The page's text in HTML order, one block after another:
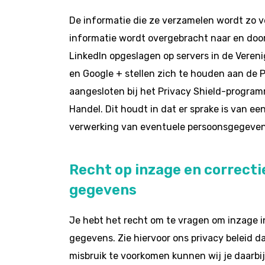
De informatie die ze verzamelen wordt zo
informatie wordt overgebracht naar en
LinkedIn opgeslagen op servers in de
en Google + stellen zich te houden aan de
aangesloten bij het Privacy Shield-
Handel. Dit houdt in dat er sprake is van
verwerking van eventuele
Recht op inzage en
gegevens
Je hebt het recht om te vragen om
gegevens. Zie hiervoor ons privacy beleid
misbruik te voorkomen kunnen wij je